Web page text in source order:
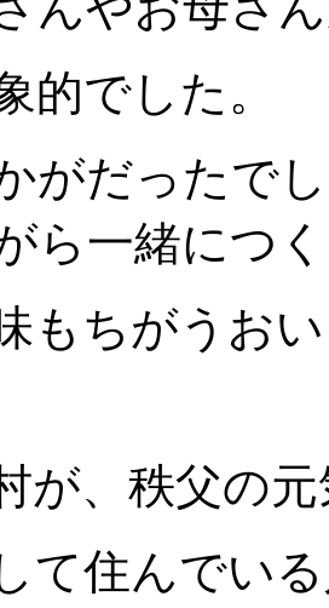
的でした。
がだったで
ら一緒につ
もちがうお
が、秩父の
て住んでい